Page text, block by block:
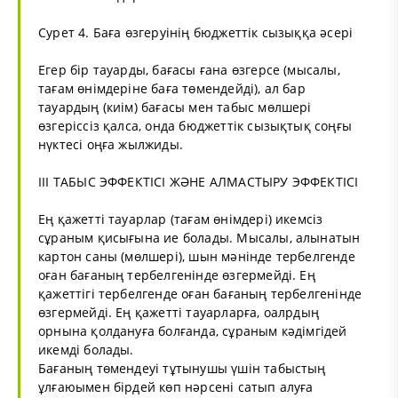
Сурет 4. Баға өзгеруінің бюджеттік сызыққа әсері
Егер бір тауарды, бағасы ғана өзгерсе (мысалы,
тағам өнімдеріне баға төмендейді), ал бар
тауардың (киім) бағасы мен табыс мөлшері
өзгеріссіз қалса, онда бюджеттік сызықтық соңғы
нүктесі оңға жылжиды.
ІІІ ТАБЫС ЭФФЕКТІСІ ЖӘНЕ АЛМАСТЫРУ ЭФФЕКТІСІ
Ең қажетті тауарлар (тағам өнімдері) икемсіз
сұраным қисығына ие болады. Мысалы, алынатын
картон саны (мөлшері), шын мәнінде тербелгенде
оған бағаның тербелгенінде өзгермейді. Ең
қажеттігі тербелгенде оған бағаның тербелгенінде
өзгермейді. Ең қажетті тауарларға, оалрдың
орнына қолдануға болғанда, сұраным кәдімгідей
икемді болады.
Бағаның төмендеуі тұтынушы үшін табыстың
ұлғаюымен бірдей көп нәрсені сатып алуға